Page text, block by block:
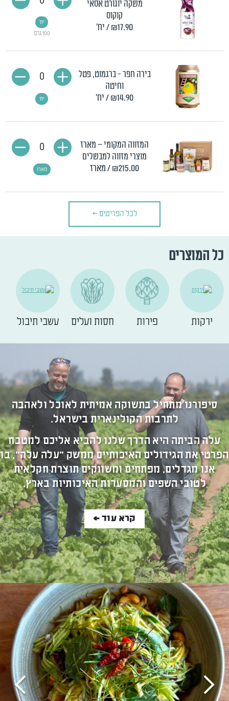
משקה יוגורט אסאי
קוקוס
₪17.90/ יח'
100 גרם
יח'
בירה חפר - ברגמוט, פטל
וחיטה
₪14.90/ יח' יח'
0
המזווה המקומי – מארז
מוצרי מזווה למבשלים
₪215.00/ מארז מארז
0
לכל הפריטים>
כל המוצרים
ירקות פירות חסות ועלים עשבי תיבול
סיפורנו מתחיל בתשוקה אמיתית לאוכל ולאהבה
לתרבות הקולינארית בישראל.
עלה הביתה היא הדרך שלנו להביא אליכם למטבח
הפרטי את הגידולים האיכותיים ממשק "עלה עלה", בו
אנו מגדלים, מפתחים ומשווקים תוצרת חקלאית
לטובי השפים והמסעדות האיכותיות בארץ.
קרא עוד >